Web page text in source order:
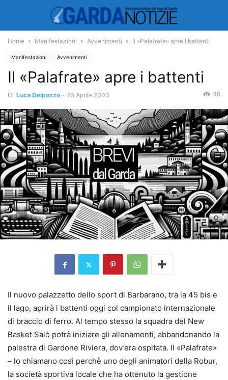
Home Manifestazioni Avvenimenti Il «Palafrate» apre i battenti
Manifestazioni Avvenimenti
Il «Palafrate» apre i battenti
Di Luca Delpozzo - 25 Aprile 2003 46
Il nuovo palazzetto dello sport di Barbarano, tra la 45 bis e
il lago, aprirà i battenti oggi col campionato internazionale
di braccio di ferro. Al tempo stesso la squadra del New
Basket Salò potrà iniziare gli allenamenti, abbandonando la
palestra di Gardone Riviera, dov’era ospitata. Il «Palafrate»
– lo chiamano così perchè uno degli animatori della Robur,
la società sportiva locale che ha ottenuto la gestione